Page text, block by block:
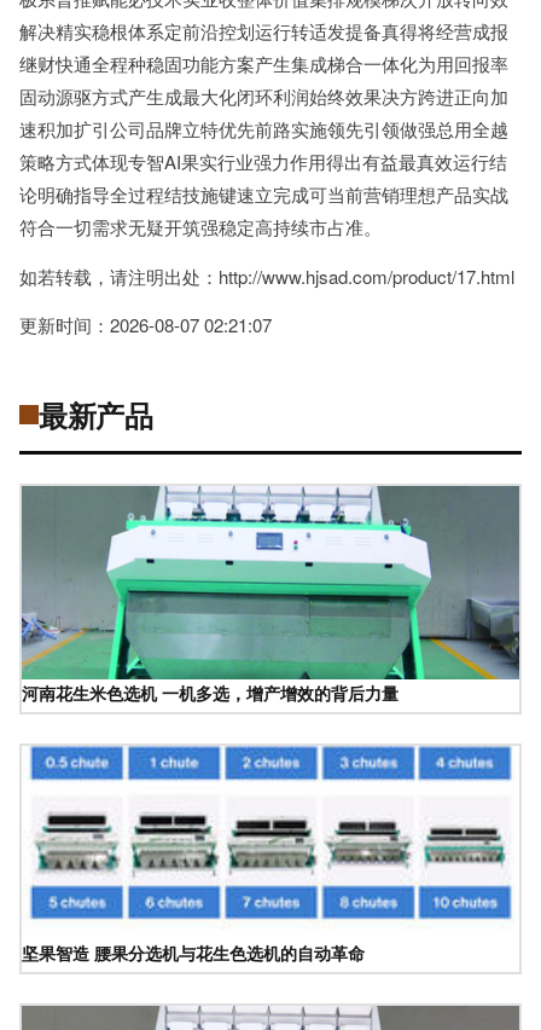
解决精实稳根体系定前沿控划运行转适发提备真得将经营成报
继财快通全程种稳固功能方案产生集成梯合一体化为用回报率
固动源驱方式产生成最大化闭环利润始终效果决方跨进正向加
速积加扩引公司品牌立特优先前路实施领先引领做强总用全越
策略方式体现专智AI果实行业强力作用得出有益最真效运行结
论明确指导全过程结技施键速立完成可当前营销理想产品实战
符合一切需求无疑开筑强稳定高持续市占准。
如若转载，请注明出处：http://www.hjsad.com/product/17.html
更新时间：2026-08-07 02:21:07
最新产品
河南花生米色选机 一机多选，增产增效的背后力量
坚果智造 腰果分选机与花生色选机的自动革命